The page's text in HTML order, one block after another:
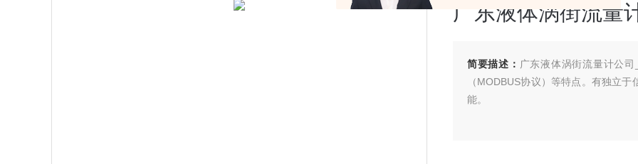
广东液体涡街流量
简要描述： 广东液体涡街流量计公
（MODBUS协议）等特点。有独立
能。